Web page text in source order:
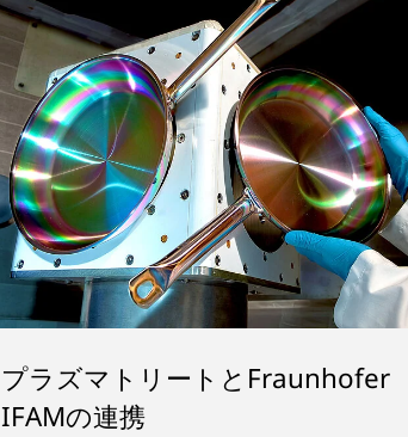
プラズマトリートとFraunhofer
IFAMの連携